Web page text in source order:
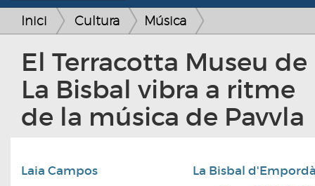
Inici Cultura Música
El Terracotta Museu de
La Bisbal vibra a ritme
de la música de Pavvla
Laia Campos
La Bisbal